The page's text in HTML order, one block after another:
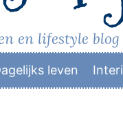
en lifestyle blog
leven